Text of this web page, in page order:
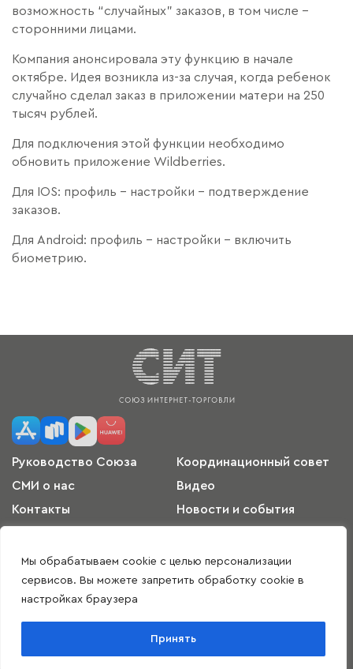
Мы обрабатываем cookie с целью персонализации
сервисов. Вы можете запретить обработку cookie в
настройках браузера
Принять
возможность “случайных” заказов, в том числе –
сторонними лицами.
Компания анонсировала эту функцию в начале
октябре. Идея возникла из-за случая, когда ребенок
случайно сделал заказ в приложении матери на 250
тысяч рублей.
Для подключения этой функции необходимо
обновить приложение Wildberries.
Для IOS: профиль – настройки – подтверждение
заказов.
Для Android: профиль – настройки – включить
биометрию.
Руководство Союза
Координационный совет
СМИ о нас
Видео
Контакты
Новости и события
персональных данных
Политика
конфиденциальности
@ Все права защищены